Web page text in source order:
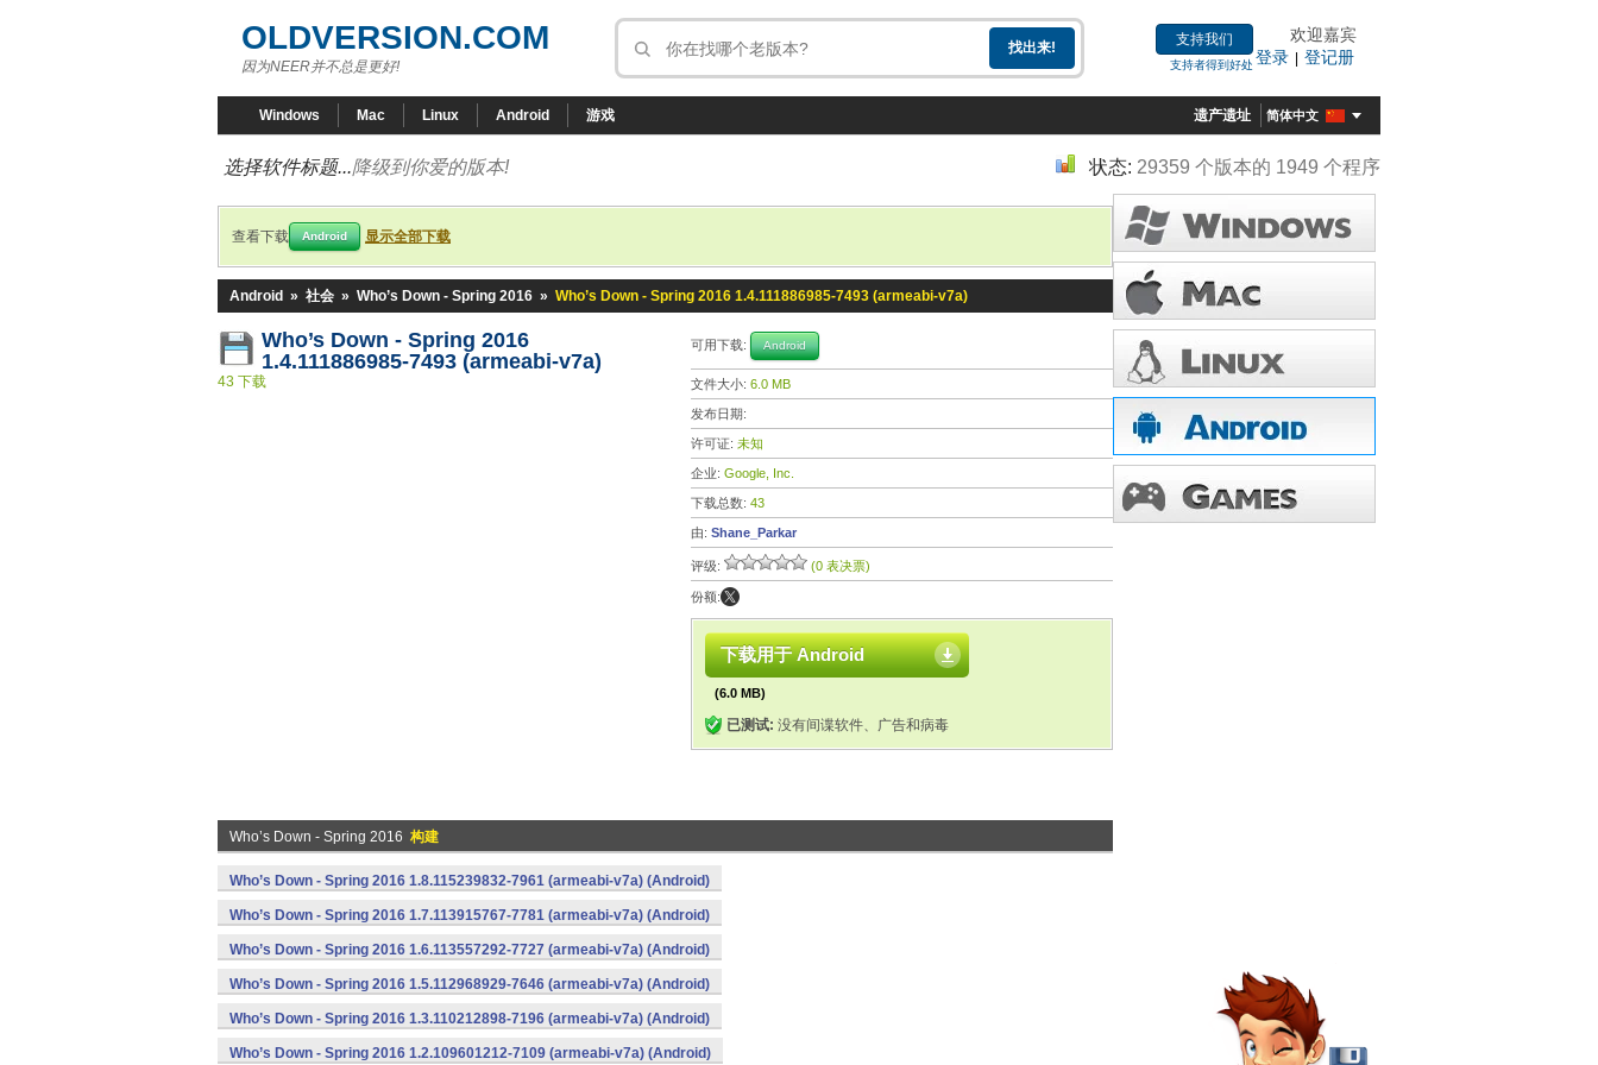
OLDVERSION.COM
因为NEER并不总是更好!
支持我们
支持者得到好处
欢迎嘉宾
登录 | 登记册
Windows Mac Linux Android 游戏 遗产遗址 简体中文
选择软件标题...降级到你爱的版本! 状态: 29359 个版本的 1949 个程序
查看下载 Android 显示全部下载
Android » 社会 » Who’s Down - Spring 2016 » Who’s Down - Spring 2016 1.4.111886985-7493 (armeabi-v7a)
Who’s Down - Spring 2016
1.4.111886985-7493 (armeabi-v7a)
43 下载
可用下载: Android
文件大小: 6.0 MB
发布日期:
许可证: 未知
企业: Google, Inc.
下载总数: 43
由: Shane_Parkar
评级: (0 表决票)
份额:
下载用于 Android
(6.0 MB)
已测试: 没有间谍软件、广告和病毒
Who’s Down - Spring 2016 构建
Who’s Down - Spring 2016 1.8.115239832-7961 (armeabi-v7a) (Android)
Who’s Down - Spring 2016 1.7.113915767-7781 (armeabi-v7a) (Android)
Who’s Down - Spring 2016 1.6.113557292-7727 (armeabi-v7a) (Android)
Who’s Down - Spring 2016 1.5.112968929-7646 (armeabi-v7a) (Android)
Who’s Down - Spring 2016 1.3.110212898-7196 (armeabi-v7a) (Android)
Who’s Down - Spring 2016 1.2.109601212-7109 (armeabi-v7a) (Android)